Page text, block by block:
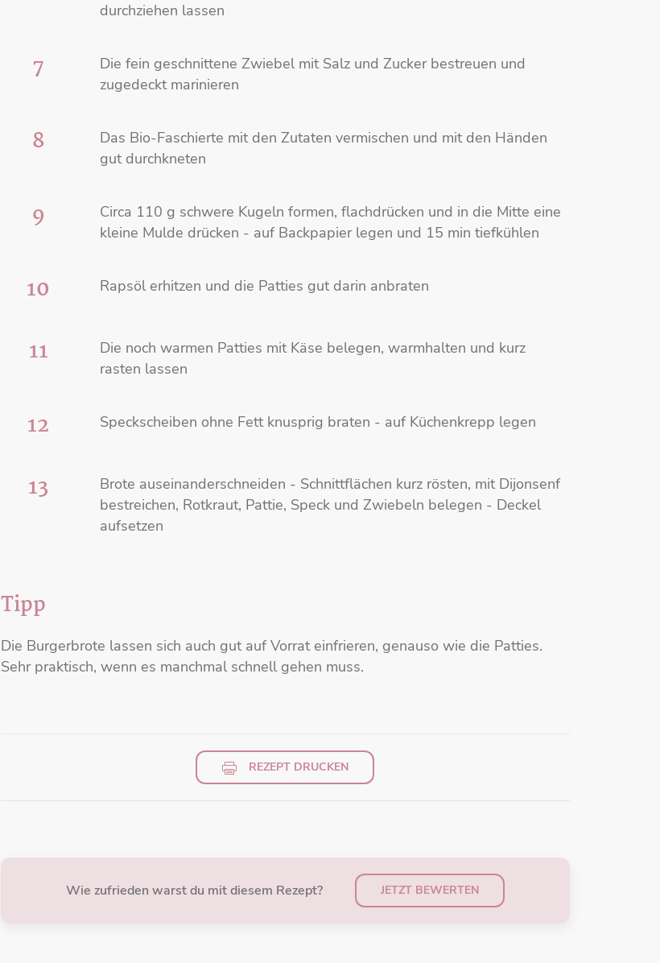
durchziehen lassen
7
Die fein geschnittene Zwiebel mit Salz und Zucker bestreuen und
zugedeckt marinieren
8
Das Bio-Faschierte mit den Zutaten vermischen und mit den Händen
gut durchkneten
9
Circa 110 g schwere Kugeln formen, flachdrücken und in die Mitte eine
kleine Mulde drücken - auf Backpapier legen und 15 min tiefkühlen
10 Rapsöl erhitzen und die Patties gut darin anbraten
11
Die noch warmen Patties mit Käse belegen, warmhalten und kurz
rasten lassen
12 Speckscheiben ohne Fett knusprig braten - auf Küchenkrepp legen
13
Brote auseinanderschneiden - Schnittflächen kurz rösten, mit Dijonsenf
bestreichen, Rotkraut, Pattie, Speck und Zwiebeln belegen - Deckel
aufsetzen
Tipp
Die Burgerbrote lassen sich auch gut auf Vorrat einfrieren, genauso wie die Patties.
Sehr praktisch, wenn es manchmal schnell gehen muss.
REZEPT DRUCKEN
Wie zufrieden warst du mit diesem Rezept? JETZT BEWERTEN